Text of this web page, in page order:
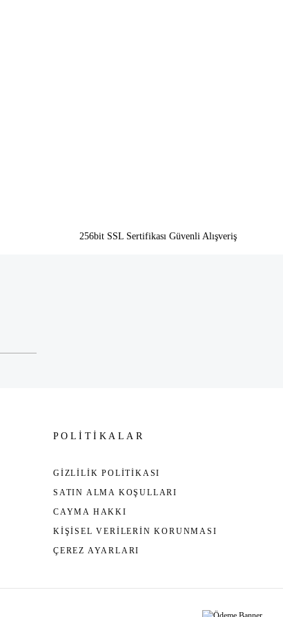
256bit SSL Sertifikası Güvenli Alışveriş
POLİTİKALAR
GİZLİLİK POLİTİKASI
SATIN ALMA KOŞULLARI
CAYMA HAKKI
KİŞİSEL VERİLERİN KORUNMASI
ÇEREZ AYARLARI